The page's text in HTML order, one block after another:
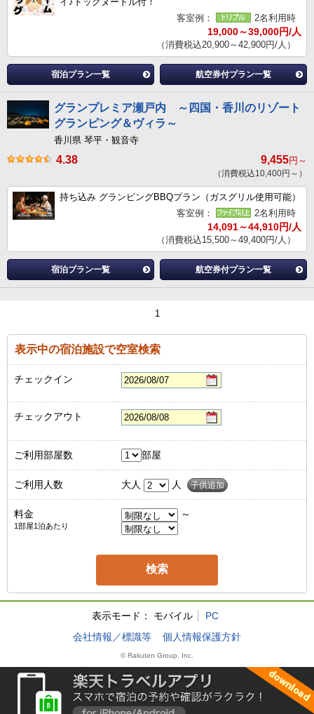
客室例：
2名利用時
19,000～39,000円/人
（消費税込20,900～42,900円/人）
宿泊プラン一覧 航空券付プラン一覧
グランプレミア瀬戸内 ～四国・香川のリゾート
グランピング＆ヴィラ～
香川県 琴平・観音寺
4.38 9,455円～
（消費税込10,400円～）
持ち込み グランピングBBQプラン（ガスグリル使用可能）
客室例：
2名利用時
14,091～44,910円/人
（消費税込15,500～49,400円/人）
宿泊プラン一覧 航空券付プラン一覧
1
表示中の宿泊施設で空室検索
チェックイン
チェックアウト
ご利用部屋数 部屋
ご利用人数 大人 人 子供追加
料金
1部屋1泊あたり
～
表示モード： モバイル
PC
会社情報／標識等
個人情報保護方針
© Rakuten Group, Inc.